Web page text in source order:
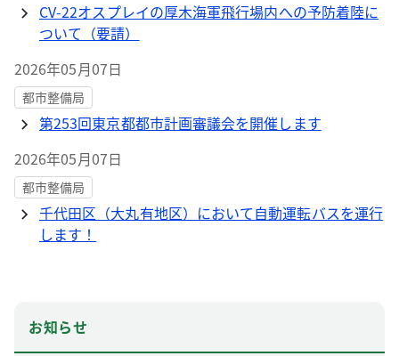
CV-22オスプレイの厚木海軍飛行場内への予防着陸に
ついて（要請）
2026年05月07日
都市整備局
第253回東京都都市計画審議会を開催します
2026年05月07日
都市整備局
千代田区（大丸有地区）において自動運転バスを運行
します！
お知らせ